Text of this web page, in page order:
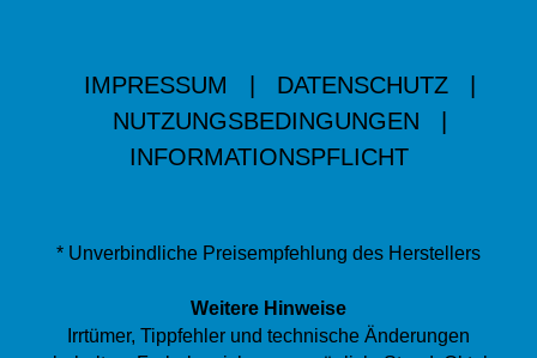
IMPRESSUM DATENSCHUTZ
NUTZUNGSBEDINGUNGEN
INFORMATIONSPFLICHT
* Unverbindliche Preisempfehlung des Herstellers
Weitere Hinweise
Irrtümer, Tippfehler und technische Änderungen